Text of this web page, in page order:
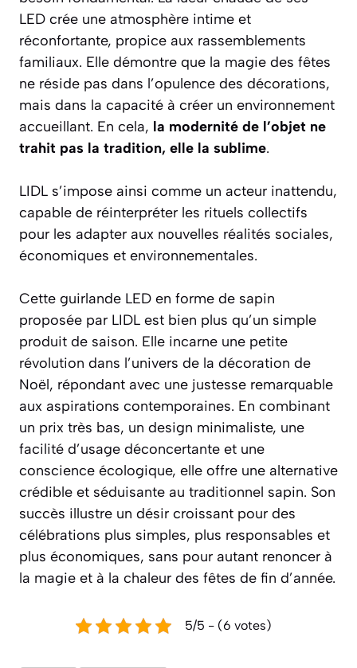
LED crée une atmosphère intime et
réconfortante, propice aux rassemblements
familiaux. Elle démontre que la magie des fêtes
ne réside pas dans l’opulence des décorations,
mais dans la capacité à créer un environnement
accueillant. En cela, la modernité de l’objet ne
trahit pas la tradition, elle la sublime.
LIDL s’impose ainsi comme un acteur inattendu,
capable de réinterpréter les rituels collectifs
pour les adapter aux nouvelles réalités sociales,
économiques et environnementales.
Cette guirlande LED en forme de sapin
proposée par LIDL est bien plus qu’un simple
produit de saison. Elle incarne une petite
révolution dans l’univers de la décoration de
Noël, répondant avec une justesse remarquable
aux aspirations contemporaines. En combinant
un prix très bas, un design minimaliste, une
facilité d’usage déconcertante et une
conscience écologique, elle offre une alternative
crédible et séduisante au traditionnel sapin. Son
succès illustre un désir croissant pour des
célébrations plus simples, plus responsables et
plus économiques, sans pour autant renoncer à
la magie et à la chaleur des fêtes de fin d’année.
5/5 - (6 votes)